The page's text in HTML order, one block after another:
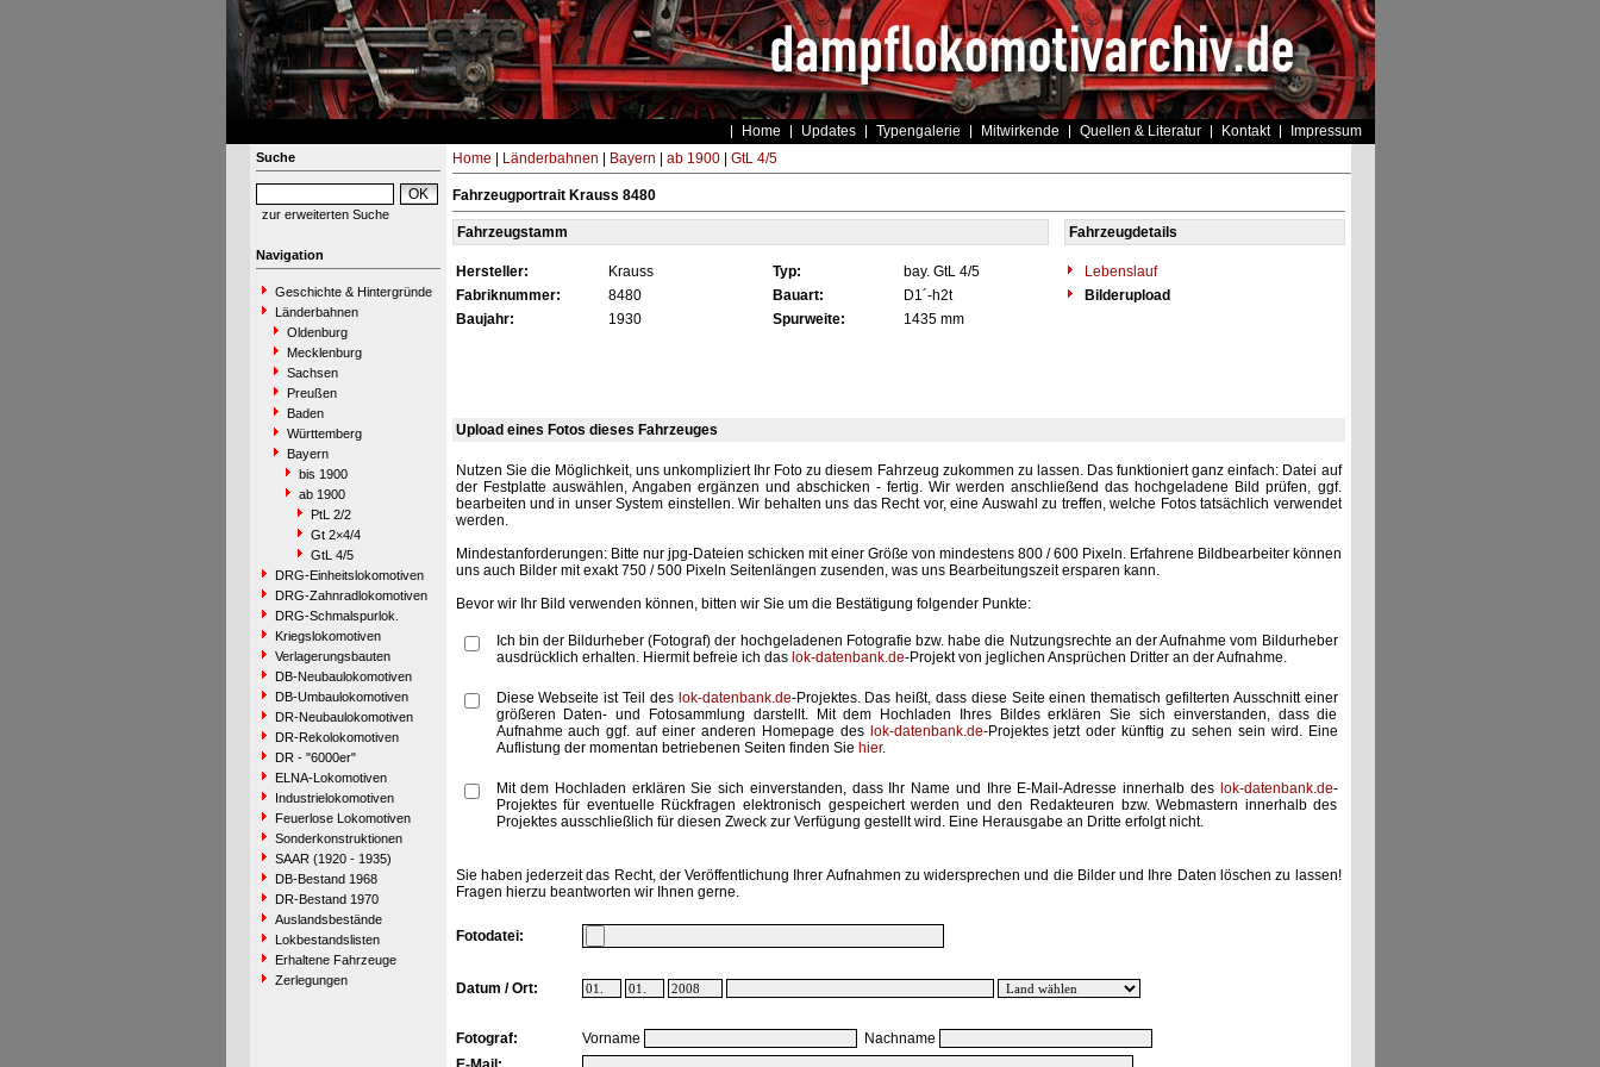
Home Updates Typengalerie Mitwirkende Quellen & Literatur Kontakt Impressum
Suche
zur erweiterten Suche
Navigation
Geschichte & Hintergründe
Länderbahnen
Oldenburg
Mecklenburg
Sachsen
Preußen
Baden
Württemberg
Bayern
bis 1900
ab 1900
PtL 2/2
Gt 2×4/4
GtL 4/5
DRG-Einheitslokomotiven
DRG-Zahnradlokomotiven
DRG-Schmalspurlok.
Kriegslokomotiven
Verlagerungsbauten
DB-Neubaulokomotiven
DB-Umbaulokomotiven
DR-Neubaulokomotiven
DR-Rekolokomotiven
DR - "6000er"
ELNA-Lokomotiven
Industrielokomotiven
Feuerlose Lokomotiven
Sonderkonstruktionen
SAAR (1920 - 1935)
DB-Bestand 1968
DR-Bestand 1970
Auslandsbestände
Lokbestandslisten
Erhaltene Fahrzeuge
Zerlegungen
Home Länderbahnen Bayern ab 1900| GtL 4/5
Fahrzeugportrait Krauss 8480
Fahrzeugstamm Fahrzeugdetails
Hersteller: Krauss Typ: bay. GtL 4/5
Lebenslauf
Fabriknummer:
8480 Bauart: D1´-h2t
Bilderupload
Baujahr:
1930 Spurweite: 1435 mm
Upload eines Fotos dieses Fahrzeuges
Nutzen Sie die Möglichkeit, uns unkompliziert Ihr Foto zu diesem Fahrzeug zukommen zu lassen. Das funktioniert ganz einfach: Datei auf
der Festplatte auswählen, Angaben ergänzen und abschicken - fertig. Wir werden anschließend das hochgeladene Bild prüfen, ggf.
bearbeiten und in unser System einstellen. Wir behalten uns das Recht vor, eine Auswahl zu treffen, welche Fotos tatsächlich verwendet
werden.
Mindestanforderungen: Bitte nur jpg-Dateien schicken mit einer Größe von mindestens 800 / 600 Pixeln. Erfahrene Bildbearbeiter können
uns auch Bilder mit exakt 750 / 500 Pixeln Seitenlängen zusenden, was uns Bearbeitungszeit ersparen kann.
Bevor wir Ihr Bild verwenden können, bitten wir Sie um die Bestätigung folgender Punkte:
Ich bin der Bildurheber (Fotograf) der hochgeladenen Fotografie bzw. habe die Nutzungsrechte an der Aufnahme vom Bildurheber
ausdrücklich erhalten. Hiermit befreie ich das lok-datenbank.de-Projekt von jeglichen Ansprüchen Dritter an der Aufnahme.
Diese Webseite ist Teil des lok-datenbank.de-Projektes. Das heißt, dass diese Seite einen thematisch gefilterten Ausschnitt einer
größeren Daten- und Fotosammlung darstellt. Mit dem Hochladen Ihres Bildes erklären Sie sich einverstanden, dass die
Aufnahme auch ggf. auf einer anderen Homepage des lok-datenbank.de-Projektes jetzt oder künftig zu sehen sein wird. Eine
Auflistung der momentan betriebenen Seiten finden Sie hier.
Mit dem Hochladen erklären Sie sich einverstanden, dass Ihr Name und Ihre E-Mail-Adresse innerhalb des lok-datenbank.de-
Projektes für eventuelle Rückfragen elektronisch gespeichert werden und den Redakteuren bzw. Webmastern innerhalb des
Projektes ausschließlich für diesen Zweck zur Verfügung gestellt wird. Eine Herausgabe an Dritte erfolgt nicht.
Sie haben jederzeit das Recht, der Veröffentlichung Ihrer Aufnahmen zu widersprechen und die Bilder und Ihre Daten löschen zu lassen!
Fragen hierzu beantworten wir Ihnen gerne.
Fotodatei:
Datum / Ort:
Fotograf: Vorname
Nachname